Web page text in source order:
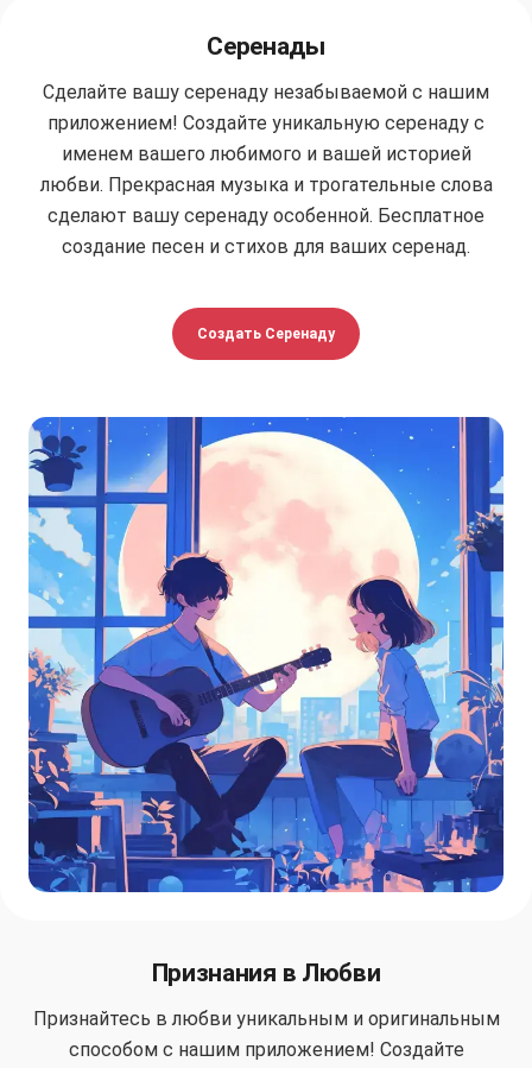
Серенады
Сделайте вашу серенаду незабываемой с нашим
приложением! Создайте уникальную серенаду с
именем вашего любимого и вашей историей
любви. Прекрасная музыка и трогательные слова
сделают вашу серенаду особенной. Бесплатное
создание песен и стихов для ваших серенад.
Создать Серенаду
Признания в Любви
Признайтесь в любви уникальным и оригинальным
способом с нашим приложением! Создайте